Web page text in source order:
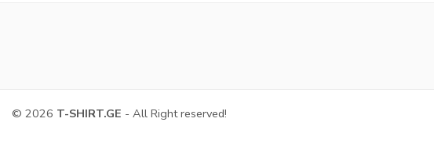
© 2026 T-SHIRT.GE - All Right reserved!